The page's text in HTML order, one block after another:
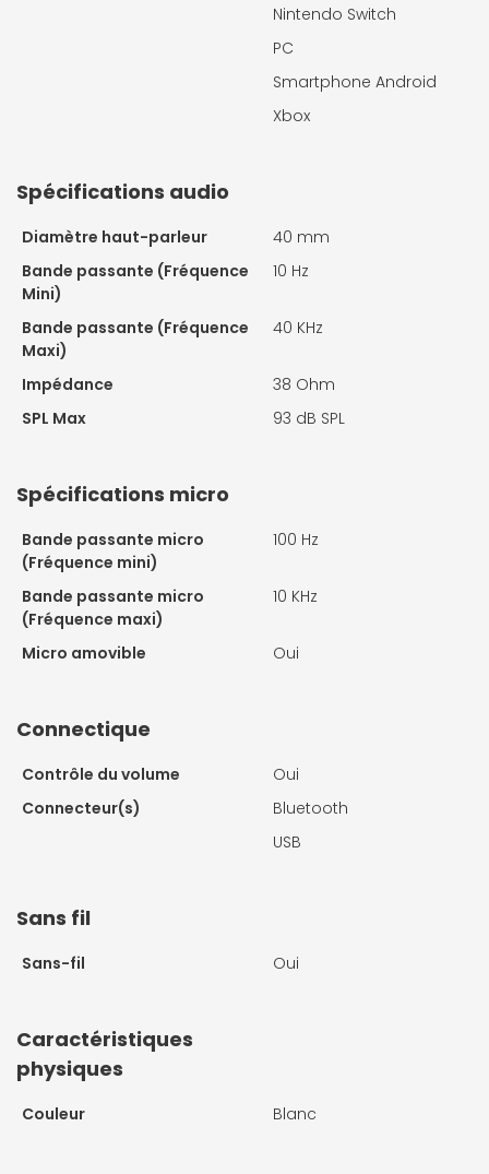
Nintendo Switch
PC
Smartphone Android
Xbox
Spécifications audio
Diamètre haut-parleur
40 mm
Bande passante (Fréquence
Mini)
10 Hz
Bande passante (Fréquence
Maxi)
40 KHz
Impédance
38 Ohm
SPL Max
93 dB SPL
Spécifications micro
Bande passante micro
(Fréquence mini)
100 Hz
Bande passante micro
(Fréquence maxi)
10 KHz
Micro amovible Oui
Connectique
Contrôle du volume
Oui
Connecteur(s)
Bluetooth
USB
Sans fil
Sans-fil Oui
Caractéristiques
physiques
Couleur Blanc